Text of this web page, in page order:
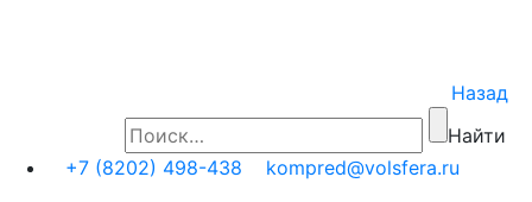
Назад
Найти
+7 (8202) 498-438
kompred@volsfera.ru